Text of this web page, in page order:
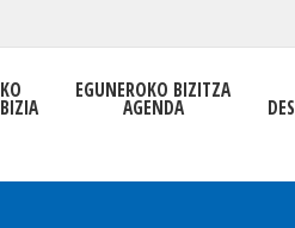
EGUNEROKO BIZITZA
AGENDA